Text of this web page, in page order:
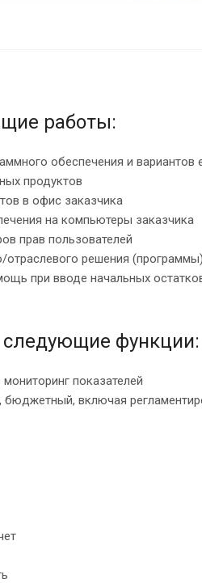
работы:
обеспечения и
продуктов
в офис заказчика
на компьютеры заказчика
прав пользователей
отраслевого решения
при вводе начальных
функции:
показателей
бюджетный, включая